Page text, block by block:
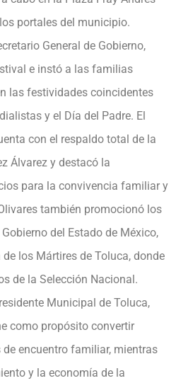
portales del municipio.
General de Gobierno,
e instó a las familias
las festividades coincidentes
y el Día del Padre. El
con el respaldo total de la
Álvarez y destacó la
para la convivencia familiar y
también promocionó los
del Estado de México,
los Mártires de Toluca, donde
de la Selección Nacional.
Municipal de Toluca,
como propósito convertir
encuentro familiar, mientras
y la economía de la